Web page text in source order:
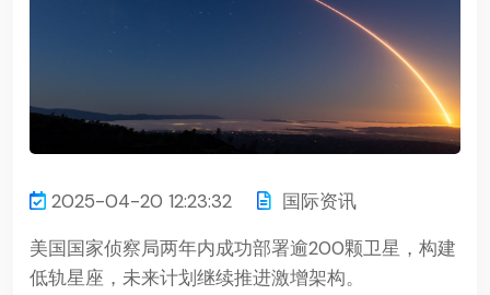
2025-04-20 12:23:32
国际资讯
美国国家侦察局两年内成功部署逾200颗卫星，构建
低轨星座，未来计划继续推进激增架构。